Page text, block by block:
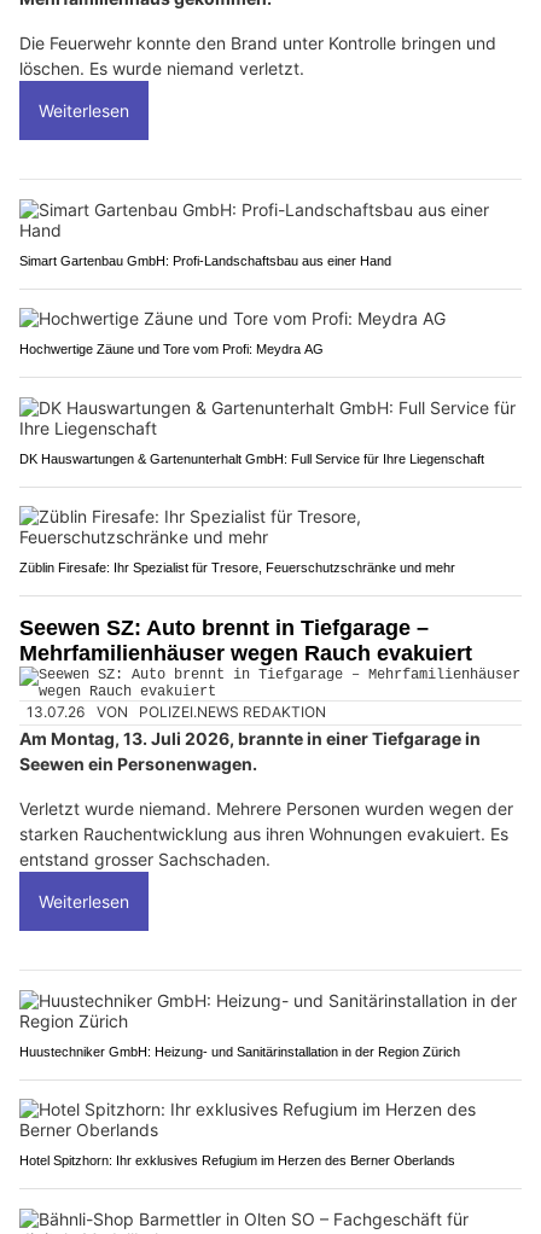
Die Feuerwehr konnte den Brand unter Kontrolle bringen und
löschen. Es wurde niemand verletzt.
Weiterlesen
Simart Gartenbau GmbH: Profi-Landschaftsbau aus einer Hand
Hochwertige Zäune und Tore vom Profi: Meydra AG
DK Hauswartungen & Gartenunterhalt GmbH: Full Service für Ihre Liegenschaft
Züblin Firesafe: Ihr Spezialist für Tresore, Feuerschutzschränke und mehr
Seewen SZ: Auto brennt in Tiefgarage –
Mehrfamilienhäuser wegen Rauch evakuiert
13.07.26 VON POLIZEI.NEWS REDAKTION
Am Montag, 13. Juli 2026, brannte in einer Tiefgarage in
Seewen ein Personenwagen.
Verletzt wurde niemand. Mehrere Personen wurden wegen der
starken Rauchentwicklung aus ihren Wohnungen evakuiert. Es
entstand grosser Sachschaden.
Weiterlesen
Huustechniker GmbH: Heizung- und Sanitärinstallation in der Region Zürich
Hotel Spitzhorn: Ihr exklusives Refugium im Herzen des Berner Oberlands